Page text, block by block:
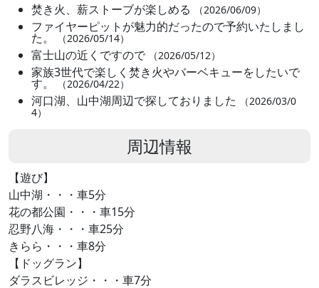
焚き火、薪ストーブが楽しめる （2026/06/09）
ファイヤーピットが魅力的だったので予約いたしまし
た。 （2026/05/14）
富士山の近くですので （2026/05/12）
家族3世代で楽しく焚き火やバーベキューをしたいで
す。 （2026/04/22）
河口湖、山中湖周辺で探しておりました
（2026/03/0
4）
周辺情報
【遊び】
山中湖・・・車5分
花の都公園・・・車15分
忍野八海・・・車25分
きらら・・・車8分
【ドッグラン】
ダラスビレッジ・・・車7分